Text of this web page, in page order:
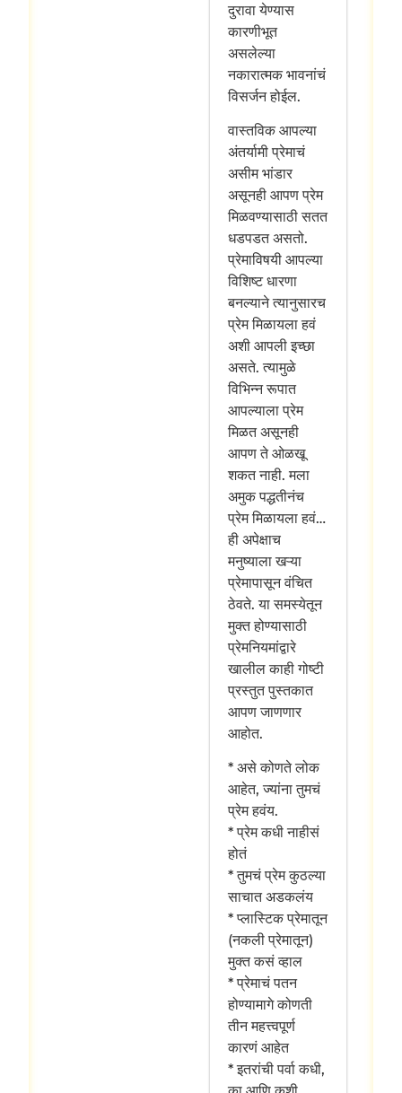
दुरावा येण्यास
कारणीभूत
असलेल्या
नकारात्मक भावनांचं
विसर्जन होईल.
वास्तविक आपल्या
अंतर्यामी प्रेमाचं
असीम भांडार
असूनही आपण प्रेम
मिळवण्यासाठी सतत
धडपडत असतो.
प्रेमाविषयी आपल्या
विशिष्ट धारणा
बनल्याने त्यानुसारच
प्रेम मिळायला हवं
अशी आपली इच्छा
असते. त्यामुळे
विभिन्न रूपात
आपल्याला प्रेम
मिळत असूनही
आपण ते ओळखू
शकत नाही. मला
अमुक पद्धतीनंच
प्रेम मिळायला हवं…
ही अपेक्षाच
मनुष्याला खऱ्या
प्रेमापासून वंचित
ठेवते. या समस्येतून
मुक्त होण्यासाठी
प्रेमनियमांद्वारे
खालील काही गोष्टी
प्रस्तुत पुस्तकात
आपण जाणणार
आहोत.
* असे कोणते लोक
आहेत, ज्यांना तुमचं
प्रेम हवंय.
* प्रेम कधी नाहीसं
होतं
* तुमचं प्रेम कुठल्या
साचात अडकलंय
* प्लास्टिक प्रेमातून
(नकली प्रेमातून)
मुक्त कसं व्हाल
* प्रेमाचं पतन
होण्यामागे कोणती
तीन महत्त्वपूर्ण
कारणं आहेत
* इतरांची पर्वा कधी,